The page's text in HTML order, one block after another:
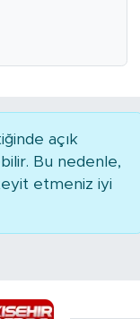
açık
Bu nedenle,
etmeniz iyi